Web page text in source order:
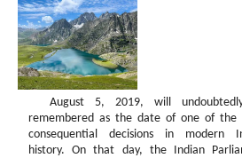
August 5, 2019, will
remembered as the date of one of the
consequential decisions in modern
history. On that day, the Indian